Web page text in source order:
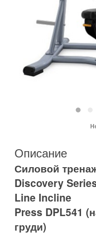
Описание
Силовой
Discovery
Line Incline
Press DPL541
груди)